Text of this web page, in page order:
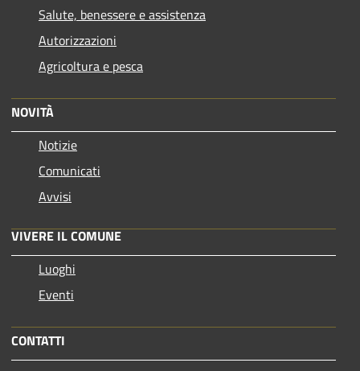
Salute, benessere e assistenza
Autorizzazioni
Agricoltura e pesca
NOVITÀ
Notizie
Comunicati
Avvisi
VIVERE IL COMUNE
Luoghi
Eventi
CONTATTI